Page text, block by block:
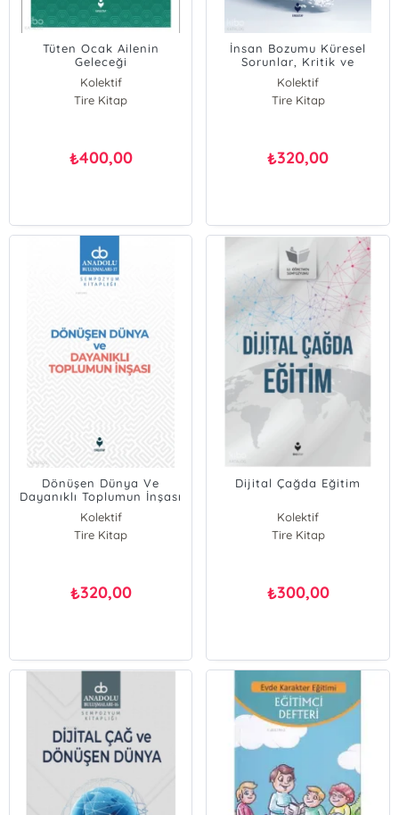
Tüten Ocak Ailenin
Geleceği
Kolektif
Tire Kitap
₺400,00
İnsan Bozumu Küresel
Sorunlar, Kritik ve
Perspektifler
Kolektif
Tire Kitap
₺320,00
Dönüşen Dünya Ve
Dayanıklı Toplumun İnşası
Kolektif
Tire Kitap
₺320,00
Dijital Çağda Eğitim
Kolektif
Tire Kitap
₺300,00